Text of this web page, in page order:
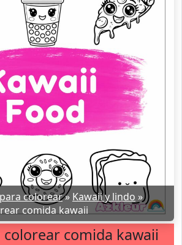
colorear» Kawaii y lindo »
comida kawaii
colorear comida kawaii